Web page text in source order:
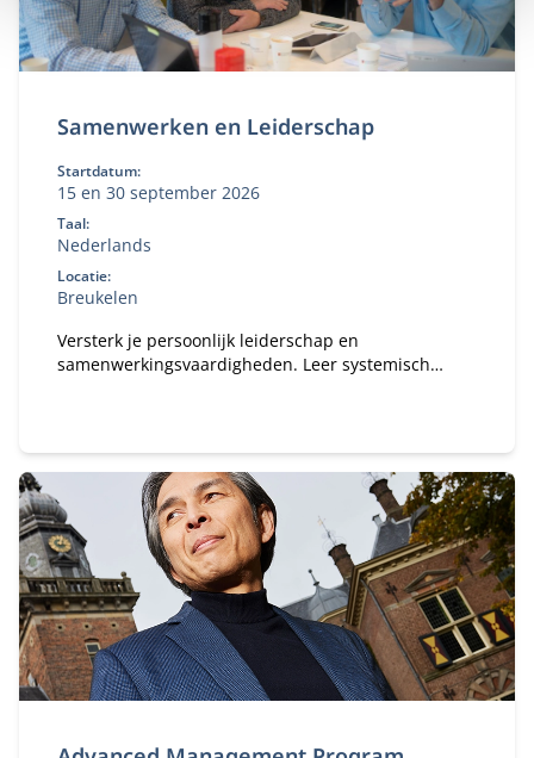
Samenwerken en Leiderschap
Startdatum:
15 en 30 september 2026
Taal:
Nederlands
Locatie:
Breukelen
Versterk je persoonlijk leiderschap en
samenwerkingsvaardigheden. Leer systemisch